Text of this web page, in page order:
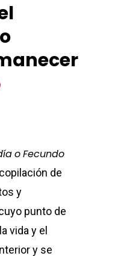
oFecundo
de
y
punto de
vida y el
y se